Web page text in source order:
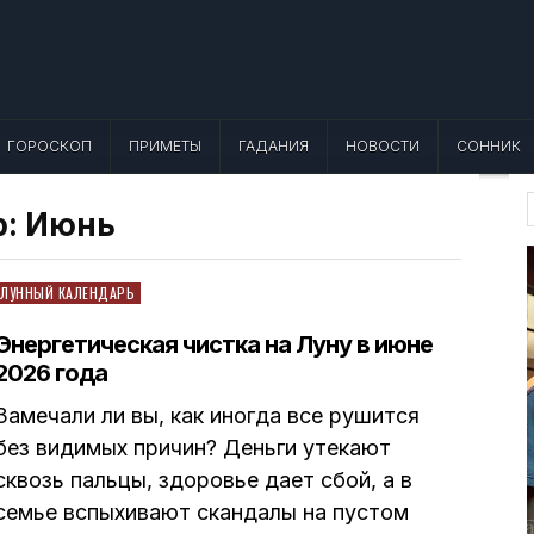
календарь, Приметы, Что
ГОРОСКОП ПРИМЕТЫ ГАДАНИЯ НОВОСТИ СОННИК
Июнь
Posted
ЛУННЫЙ КАЛЕНДАРЬ
чистка на Луну в июне
года
ли вы, как иногда все рушится
видимых причин? Деньги утекают
пальцы, здоровье дает сбой, а в
вспыхивают скандалы на пустом